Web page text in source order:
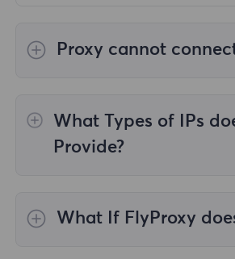
Proxy cannot
1.First, please make sure your
environment is not in
environment;
What Types of IPs
Provide?
residential proxy, and
What If FlyProxy